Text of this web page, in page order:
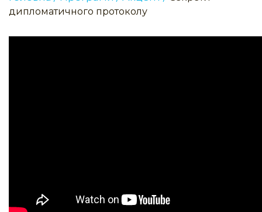
дипломатичного протоколу